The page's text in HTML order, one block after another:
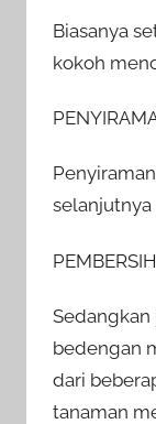
Biasanya
kokoh
selanjutnya
bedengan
dari
tanaman